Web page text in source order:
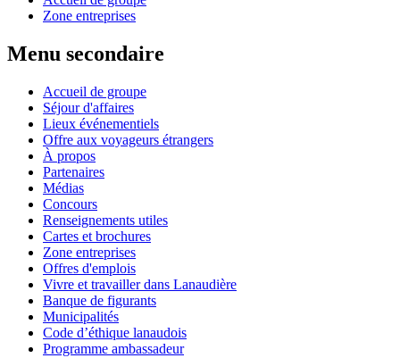
Zone entreprises
Menu secondaire
Accueil de groupe
Séjour d'affaires
Lieux événementiels
Offre aux voyageurs étrangers
À propos
Partenaires
Médias
Concours
Renseignements utiles
Cartes et brochures
Zone entreprises
Offres d'emplois
Vivre et travailler dans Lanaudière
Banque de figurants
Municipalités
Code d’éthique lanaudois
Programme ambassadeur